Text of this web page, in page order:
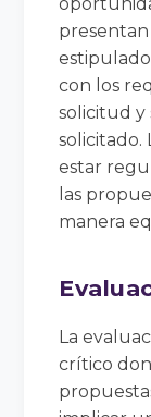
con los
solicitud y
solicitado.
estar
las
manera
La
crítico